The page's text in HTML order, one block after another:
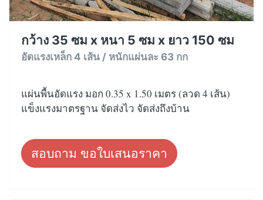
กว้าง 35 ซม x หนา 5 ซม x ยาว 150 ซม
อัดแรงเหล็ก 4 เส้น / หนักแผ่นละ 63 กก
แผ่นพื้นอัดแรง มอก 0.35 x 1.50 เมตร (ลวด 4 เส้น)
แข็งแรงมาตรฐาน จัดส่งไว จัดส่งถึงบ้าน
สอบถาม ขอใบเสนอราคา